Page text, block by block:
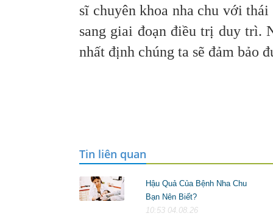
sĩ chuyên khoa nha chu với
sang giai đoạn điều trị duy trì.
nhất định chúng ta sẽ đảm bảo
Tin liên quan
Hậu Quả Của Bệnh Nha Chu
Bạn Nên Biết?
10:53 04.08.26